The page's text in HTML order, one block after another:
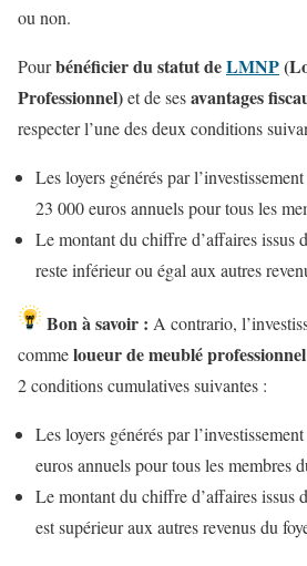
ou non.
Pourbénéficier du statut deLMNP
Professionnel)et de sesavantages
respecter l’une des deux conditions
Les loyers générés par
23 000 euros annuels pour tous les
Le montant du chiffre d’affaires issus
reste inférieur ou égal aux autres
Bon à savoir : A contrario,
commeloueur de meublé professionnel
2 conditions cumulativessuivantes :
Les loyers générés par
euros annuels pour tous les membres
Le montant du chiffre d’affaires issus
est supérieur aux autres revenus du